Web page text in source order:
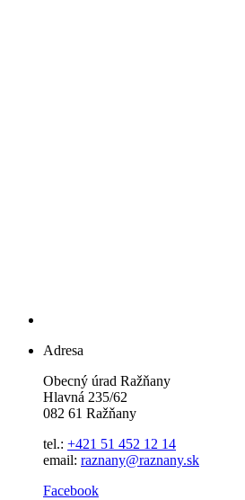
Adresa
Obecný úrad Ražňany
Hlavná 235/62
082 61 Ražňany
tel.: +421 51 452 12 14
email: raznany@raznany.sk
Facebook